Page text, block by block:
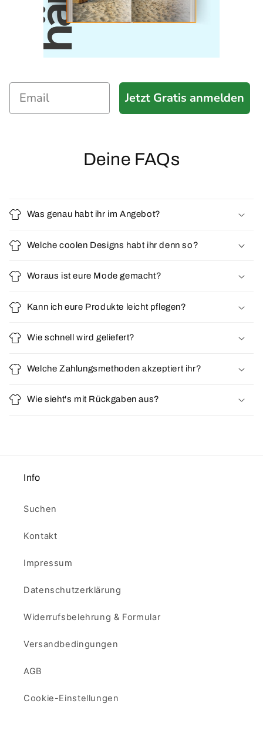
Jetzt Gratis anmelden
Deine FAQs
Was genau habt ihr im Angebot?
Welche coolen Designs habt ihr denn so?
Woraus ist eure Mode gemacht?
Kann ich eure Produkte leicht pflegen?
Wie schnell wird geliefert?
Welche Zahlungsmethoden akzeptiert ihr?
Wie sieht's mit Rückgaben aus?
Info
Suchen
Kontakt
Impressum
Datenschutzerklärung
Widerrufsbelehrung & Formular
Versandbedingungen
AGB
Cookie-Einstellungen